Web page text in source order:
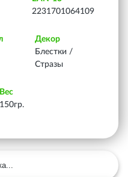
2231701064109
Декор
Блестки /
Стразы
Вес
150гр.